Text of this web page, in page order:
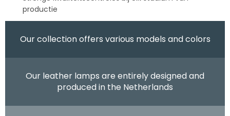
productie
Our collection offers various models and colors
Our leather lamps are entirely designed and
produced in the Netherlands